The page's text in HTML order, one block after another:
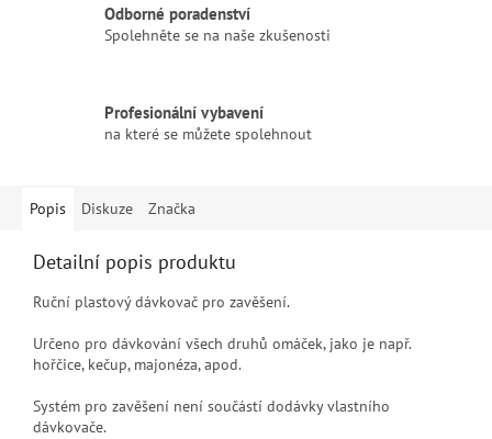
Odborné poradenství
Spolehněte se na naše zkušenosti
Profesionální vybavení
na které se můžete spolehnout
Popis Diskuze Značka
Detailní popis produktu
Ruční plastový dávkovač pro zavěšení.
Určeno pro dávkování všech druhů omáček, jako je např.
hořčice, kečup, majonéza, apod.
Systém pro zavěšení není součástí dodávky vlastního
dávkovače.